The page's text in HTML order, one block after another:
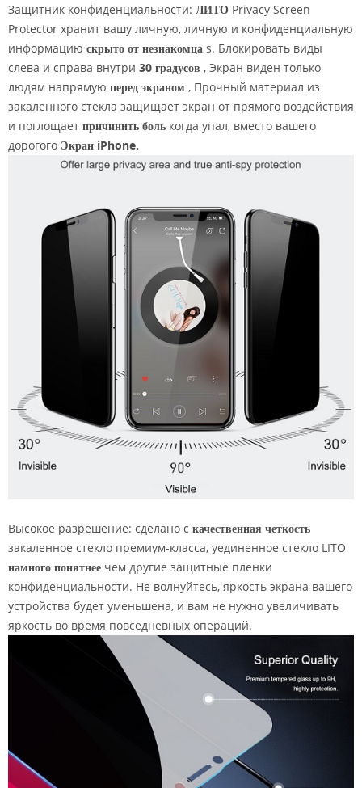
Защитник конфиденциальности: ЛИТО Privacy Screen
Protector хранит вашу личную, личную и конфиденциальную
информацию скрыто от незнакомца s. Блокировать виды
слева и справа внутри 30 градусов , Экран виден только
людям напрямую перед экраном , Прочный материал из
закаленного стекла защищает экран от прямого воздействия
и поглощает причинить боль когда упал, вместо вашего
дорогого Экран iPhone.
Высокое разрешение: сделано с качественная четкость
закаленное стекло премиум-класса, уединенное стекло LITO
намного понятнее чем другие защитные пленки
конфиденциальности. Не волнуйтесь, яркость экрана вашего
устройства будет уменьшена, и вам не нужно увеличивать
яркость во время повседневных операций.